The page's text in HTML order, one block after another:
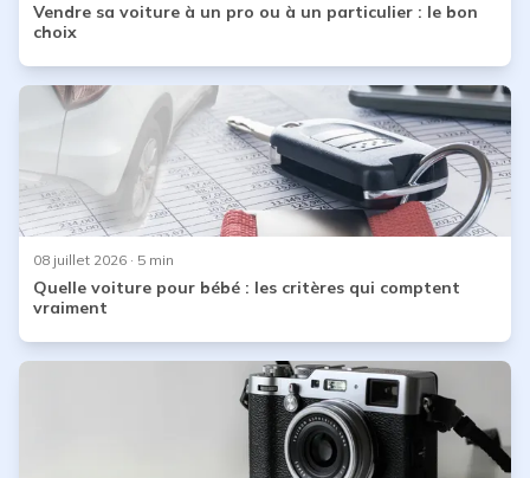
Vendre sa voiture à un pro ou à un particulier : le bon
choix
08 juillet 2026 · 5 min
Quelle voiture pour bébé : les critères qui comptent
vraiment